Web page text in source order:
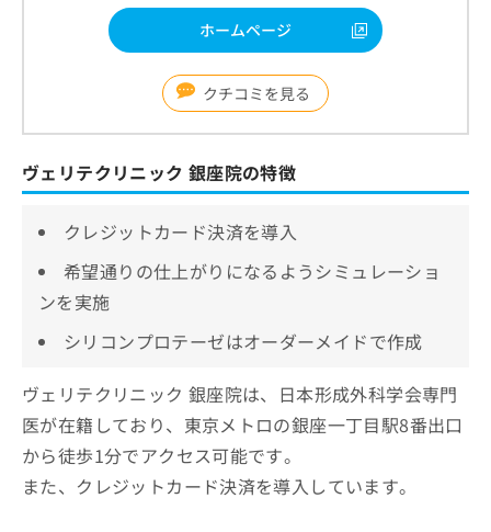
ホームページ
クチコミを見る
ヴェリテクリニック 銀座院の特徴
クレジットカード決済を導入
希望通りの仕上がりになるようシミュレーショ
ンを実施
シリコンプロテーゼはオーダーメイドで作成
ヴェリテクリニック 銀座院は、日本形成外科学会専門
医が在籍しており、東京メトロの銀座一丁目駅8番出口
から徒歩1分でアクセス可能です。
また、クレジットカード決済を導入しています。